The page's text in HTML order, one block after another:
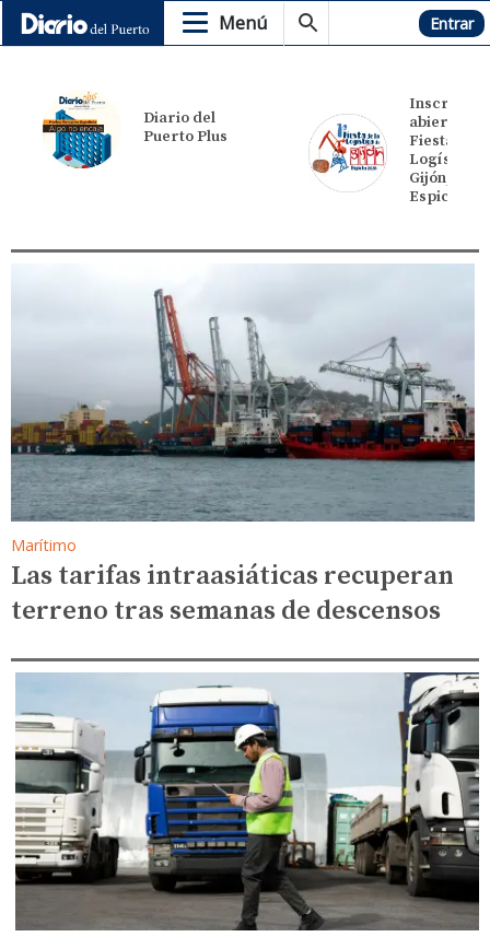
Menú Hemeroteca Entrar
Diario del
Puerto Plus
abiertas 1ª
Fiesta de
Logística
Gijón,
Espicha
Marítimo
Las tarifas intraasiáticas recuperan
terreno tras semanas de descensos